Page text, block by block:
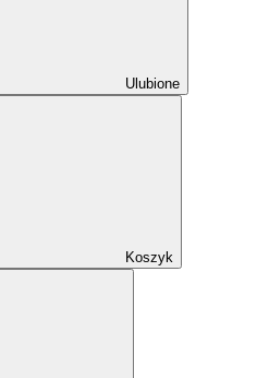
Ulubione
Koszyk